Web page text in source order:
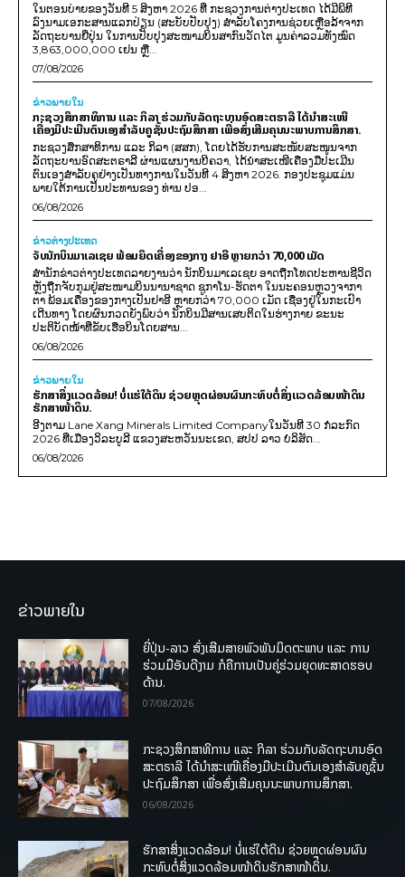
ໃນຕອນບ່າຍຂອງວັນທີ 5 ສິງຫາ 2026 ທີ່ ກະຊວງການຕ່າງປະເທດ ໄດ້ມີພິທີ
ລົງນາມເອກະສານແລກປ່ຽນ (ສະບັບປັບປຸງ) ສໍາລັບໂຄງການຊ່ວຍເຫຼືອລ້າຈາກ
ລັດຖະບານຍີ່ປຸ່ນ ໃນການປັບປຸງສະໜາມບິນສາກົນວັດໄຕ ມູນຄ່າລວມທັງໝົດ
3,863,000,000 ເຢນ ຫຼື...
07/08/2026
ຂ່າວພາຍ​ໃນ
ກະຊວງສຶກສາທິການ ແລະ ກິລາ ຮ່ວມກັບລັດຖະບານອົດສະຕຣາລີ ໄດ້ນຳສະເໜີ
ເຄື່ອງມືປະເມີນຕົນເອງສຳລັບຄູຊັ້ນປະຖົມສຶກສາ ເພື່ອສົ່ງເສີມຄຸນນະພາບການສຶກສາ.
ກະຊວງສຶກສາທິການ ແລະ ກິລາ (ສສກ), ໂດຍໄດ້ຮັບການສະໜັບສະໜູນຈາກ
ລັດຖະບານອົດສະຕຣາລີ ຜ່ານແຜນງານບີຄວາ, ໄດ້ນຳສະເໜີເຄື່ອງມືປະເມີນ
ຕົນເອງສຳລັບຄູຢ່າງເປັນທາງການໃນວັນທີ 4 ສິງຫາ 2026. ກອງປະຊຸມແມ່ນ
ພາຍໃຕ້ການເປັນປະທານຂອງ ທ່ານ ປອ...
06/08/2026
ຂ່າວຕ່າງປະເທດ
ຈັບນັກບິນມາເລເຊຍ ພ້ອມຍຶດເຄື່ອງຂອງກາງ ຢາອີ ຫຼາຍກວ່າ 70,000 ເມັດ
ສຳນັກຂ່າວຕ່າງປະເທດລາຍງານວ່າ ນັກບິນມາເລເຊຍ ອາດຖືກໂທດປະຫານຊີວິດ
ຫຼັງຖືກຈັບກຸມຢູ່ສະໜາມບິນນານາຊາດ ຊູກາໂນ-ຮັດຕາ ໃນນະຄອນຫຼວງຈາກາ
ຕາ ພ້ອມເຄື່ອງຂອງກາງເປັນຢາອີ ຫຼາຍກວ່າ 70,000 ເມັດ ເຊື່ອງຢູ່ໃນກະເປົາ
ເດີນທາງ ໂດຍຜົນກວດຍັງພົບວ່າ ນັກບິນມີສານເສບຕິດໃນຮ່າງກາຍ ຂະນະ
ປະຕິບັດໜ້າທີ່ຂັບເຮືອບິນໂດຍສານ...
06/08/2026
ຂ່າວພາຍ​ໃນ
ຮັກສາສິ່ງແວດລ້ອມ! ບໍ່ແຮ່ໃຕ້ດິນ ຊ່ວຍຫຼຸດຜ່ອນຜົນກະທົບຕໍ່ສິ່ງແວດລ້ອມໜ້າດິນ
ຮັກສາໜ້າດິນ.
ອີງຕາມ Lane Xang Minerals Limited Companyໃນວັນທີ 30 ກໍລະກົດ
2026 ທີ່ເມືອງວິລະບູລີ ແຂວງສະຫວັນນະເຂດ, ສປປ ລາວ ບໍລິສັດ...
06/08/2026
ຂ່າວພາຍໃນ
ຍີ່ປຸ່ນ-ລາວ ສົ່ງເສີມສາຍພົວພັນມິດຕະພາບ ແລະ ການ
ຮ່ວມມືອັນດີງາມ ກໍຄືການເປັນຄູ່ຮ່ວມຍຸດທະສາດຮອບ
ດ້ານ.
07/08/2026
ກະຊວງສຶກສາທິການ ແລະ ກິລາ ຮ່ວມກັບລັດຖະບານອົດ
ສະຕຣາລີ ໄດ້ນຳສະເໜີເຄື່ອງມືປະເມີນຕົນເອງສຳລັບຄູຊັ້ນ
ປະຖົມສຶກສາ ເພື່ອສົ່ງເສີມຄຸນນະພາບການສຶກສາ.
06/08/2026
ຮັກສາສິ່ງແວດລ້ອມ! ບໍ່ແຮ່ໃຕ້ດິນ ຊ່ວຍຫຼຸດຜ່ອນຜົນ
ກະທົບຕໍ່ສິ່ງແວດລ້ອມໜ້າດິນຮັກສາໜ້າດິນ.